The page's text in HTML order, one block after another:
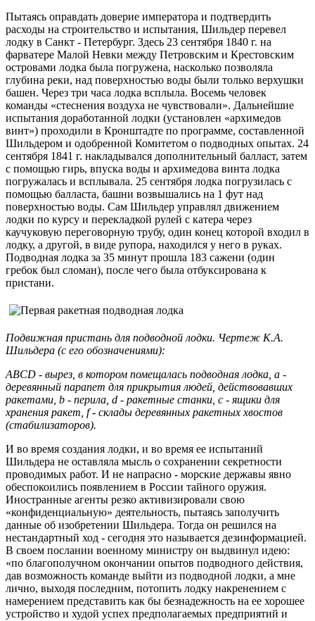
Пытаясь оправдать доверие императора и подтвердить
расходы на строительство и испытания, Шильдер перевел
лодку в Санкт - Петербург. Здесь 23 сентября 1840 г. на
фарватере Малой Невки между Петровским и Крестовским
островами лодка была погружена, насколько позволяла
глубина реки, над поверхностью воды были только верхушки
башен. Через три часа лодка всплыла. Восемь человек
команды «стеснения воздуха не чувствовали». Дальнейшие
испытания доработанной лодки (установлен «архимедов
винт») проходили в Кронштадте по программе, составленной
Шильдером и одобренной Комитетом о подводных опытах. 24
сентября 1841 г. накладывался дополнительный балласт, затем
с помощью гирь, впуска воды и архимедова винта лодка
погружалась и всплывала. 25 сентября лодка погрузилась с
помощью балласта, башни возвышались на 1 фут над
поверхностью воды. Сам Шильдер управлял движением
лодки по курсу и перекладкой рулей с катера через
каучуковую переговорную трубу, один конец которой входил в
лодку, а другой, в виде рупора, находился у него в руках.
Подводная лодка за 35 минут прошла 183 сажени (один
гребок был сломан), после чего была отбуксирована к
пристани.
Подвижная пристань для подводной лодки. Чертеж К.А.
Шильдера (с его обозначениями):
ABCD - вырез, в котором помещалась подводная лодка, а -
деревянный парапет для прикрытия людей, действовавших
ракетами, b - перила, d - ракетные станки, с - ящики для
хранения ракет, f - склады деревянных ракетных хвостов
(стабилизаторов).
И во время создания лодки, и во время ее испытаний
Шильдера не оставляла мысль о сохранении секретности
проводимых работ. И не напрасно - морские державы явно
обеспокоились появлением в России тайного оружия.
Иностранные агенты резко активизировали свою
«конфиденциальную» деятельность, пытаясь заполучить
данные об изобретении Шильдера. Тогда он решился на
нестандартный ход - сегодня это называется дезинформацией.
В своем послании военному министру он выдвинул идею:
«по благополучном окончании опытов подводного действия,
дав возможность команде выйти из подводной лодки, а мне
лично, выходя последним, потопить лодку накренением с
намерением представить как бы безнадежность на ее хорошее
устройство и худой успех предполагаемых предприятий и